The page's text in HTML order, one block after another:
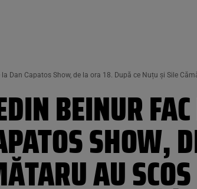
Dan Capatos Show, de la ora 18. După ce Nuțu și Sile
BEINUR
SHOW,
AU